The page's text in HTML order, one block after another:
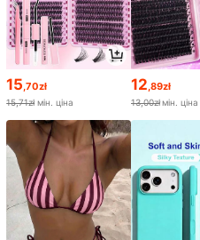
15 ,70zł
15,71zł мін. ціна
12 ,89zł
13,00złмін. ціна